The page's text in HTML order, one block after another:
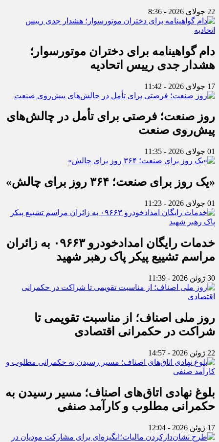
22 جولای 2026 - 8:36
دام گواهینامه برای دختران موتورسوار؛
هشدار جدی رییس اتحادیه
17 جولای 2026 - 11:42
روز صنعت؛ فرصتی برای تأمل در چالش‌های
پیش‌روی صنعت
01 جولای 2026 - 11:35
«یک روز برای صنعت؛ ۳۶۴ روز برای چالش»
01 جولای 2026 - 11:23
خدمات رایگان امدادخودرو ۰۹۶۶۳ به زائران
مراسم تشییع پیکر پاک رهبر شهید
30 ژوئن 2026 - 11:39
روز ملی اصناف؛ از مناسبت تقویمی تا
شراکت در حکمرانی اقتصادی
22 ژوئن 2026 - 14:57
بلوغ نهادی اتاق‌های اصناف؛ مسیر رسیدن به
حکمرانی مطلوب و کارآمد صنفی
17 ژوئن 2026 - 12:04